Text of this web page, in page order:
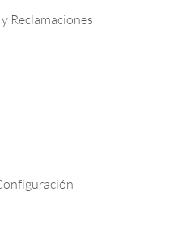
Reclamaciones